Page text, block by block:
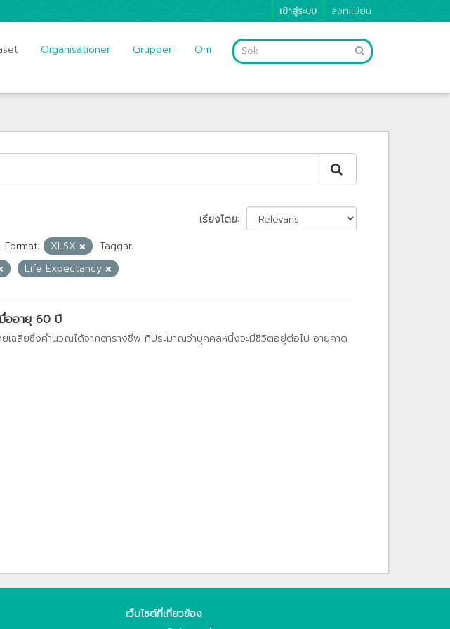
เข้าสู่ระบบ ลงทะเบียน
Organisationer Grupper Om
เรียงโดย
Format: XLSX
Taggar:
Life Expectancy
มื่ออายุ 60 ปี
เฉลี่ยซึ่งคำนวณได้จากตารางชีพ ที่ประมาณว่าบุคคลหนึ่งจะมีชีวิตอยู่ต่อไป อายุคาด
เว็บไซต์ที่เกี่ยวข้อง